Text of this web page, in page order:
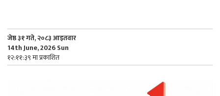
जेष्ठ ३१ गते, २०८३ आइतवार
14th June, 2026 Sun
१२:११:३९ मा प्रकाशित